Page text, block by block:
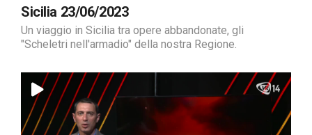
Sicilia 23/06/2023
Un viaggio in Sicilia tra opere abbandonate, gli
"Scheletri nell'armadio" della nostra Regione.